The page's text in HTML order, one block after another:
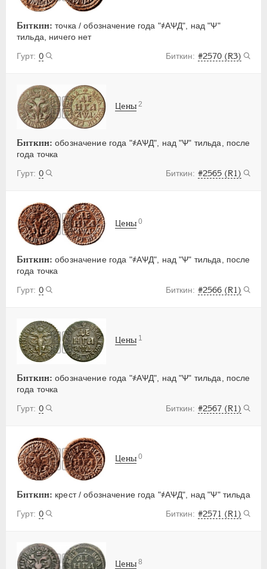
Биткин: точка / обозначение года "҂АѰД", над "Ѱ"
тильда, ничего нет
0
#2570 (R3)
Биткин: обозначение года "҂АѰД", над "Ѱ" тильда, после
года точка
0
#2565 (R1)
Цены 2
Биткин: обозначение года "҂АѰД", над "Ѱ" тильда, после
года точка
0
#2566 (R1)
Цены 0
Биткин: обозначение года "҂АѰД", над "Ѱ" тильда, после
года точка
0
#2567 (R1)
Цены 1
Биткин: крест / обозначение года "҂АѰД", над "Ѱ" тильда
0
#2571 (R1)
Цены 0
Цены 8